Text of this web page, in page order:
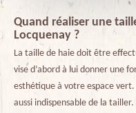
Quand réaliser une
Locquenay ?
La taille de haie doit être
vise d’abord à lui donner une
esthétique à votre espace
aussi indispensable de la